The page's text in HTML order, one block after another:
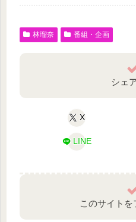
林瑠奈 番組・企画
シェ
X
LINE
このサイトを